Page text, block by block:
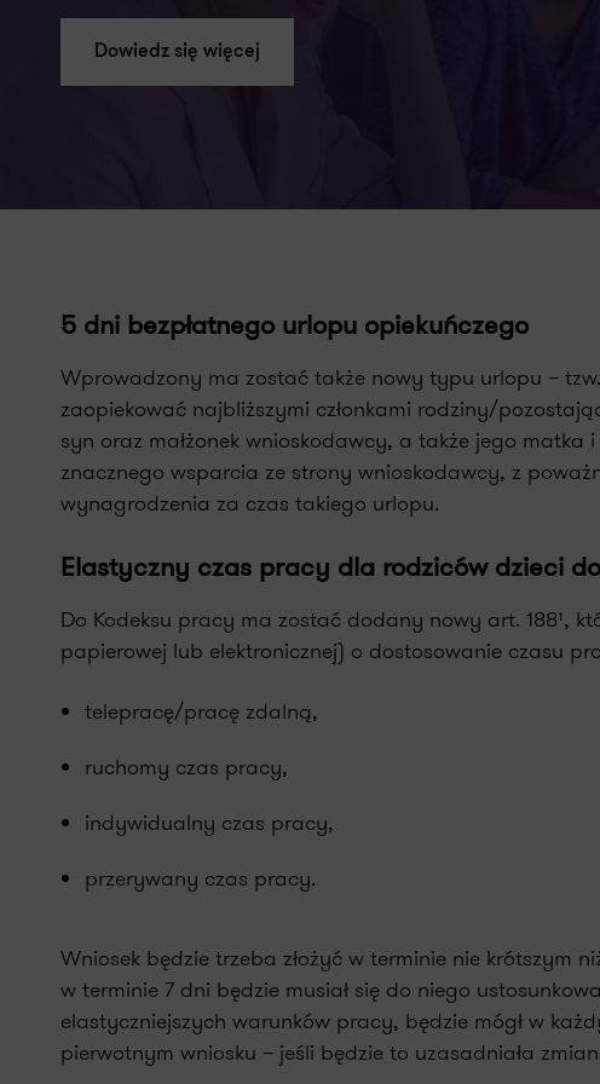
Dowiedz się więcej
5 dni bezpłatnego urlopu opiekuńczego
Wprowadzony ma zostać także nowy typu urlopu –
zaopiekować najbliższymi członkami rodziny/
syn oraz małżonek wnioskodawcy, a także jego
znacznego wsparcia ze strony wnioskodawcy, z
wynagrodzenia za czas takiego urlopu.
Elastyczny czas pracy dla rodziców dzieci
Do Kodeksu pracy ma zostać dodany nowy art. 188¹,
papierowej lub elektronicznej) o dostosowanie czasu
telepracę/pracę zdalną,
ruchomy czas pracy,
indywidualny czas pracy,
przerywany czas pracy.
Wniosek będzie trzeba złożyć w terminie nie
w terminie 7 dni będzie musiał się do niego
elastyczniejszych warunków pracy, będzie mógł w
pierwotnym wniosku – jeśli będzie to uzasadniała